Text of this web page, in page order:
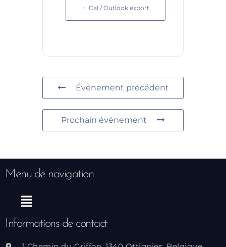
+ iCal / Outlook export
Événement précédent
Prochain événement
Menu de navigation
Menu
Informations de contact